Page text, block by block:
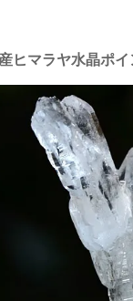
ヒマラヤ水晶ポイ